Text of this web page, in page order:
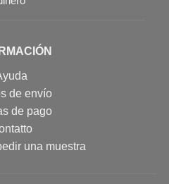
de envío
de pago
una muestra